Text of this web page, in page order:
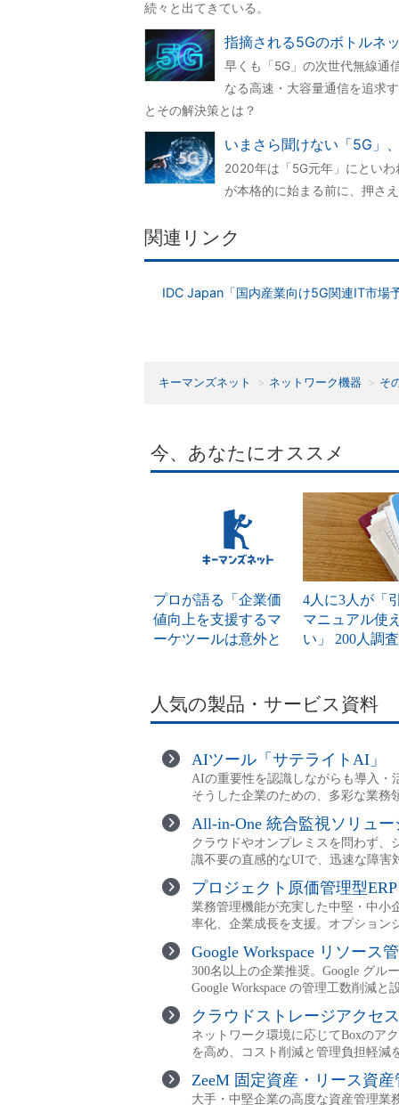
続々と出てきている。
指摘される5Gのボトルネ
早くも「5G」の次世代無線通
なる高速・大容量通信を追求
とその解決策とは？
いまさら聞けない「5G」
2020年は「5G元年」にとい
が本格的に始まる前に、押さ
関連リンク
IDC Japan「国内産業向け5G関連IT市場
キーマンズネット ネットワーク機器 そ